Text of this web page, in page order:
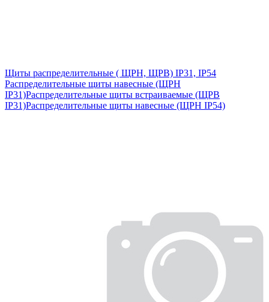
Щиты распределительные ( ЩРН, ЩРВ) IP31, IP54
Распределительные щиты навесные (ЩРН
IP31)Распределительные щиты встраиваемые (ЩРВ
IP31)Распределительные щиты навесные (ЩРН IP54)